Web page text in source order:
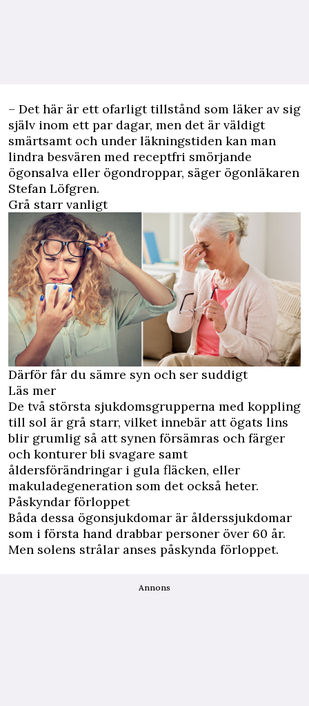
– Det här är ett ofarligt tillstånd som läker av sig
själv inom ett par dagar, men det är väldigt
smärtsamt och under läkningstiden kan man
lindra besvären med receptfri smörjande
ögonsalva eller ögondroppar, säger ögonläkaren
Stefan Löfgren.
Grå starr vanligt
Därför får du sämre syn och ser suddigt
Läs mer
De två största sjukdomsgrupperna med koppling
till sol är grå starr, vilket innebär att ögats lins
blir grumlig så att synen försämras och färger
och konturer bli svagare samt
åldersförändringar i gula fläcken, eller
makuladegeneration som det också heter.
Påskyndar förloppet
Båda dessa ögonsjukdomar är ålderssjukdomar
som i första hand drabbar personer över 60 år.
Men solens strålar anses påskynda förloppet.
Annons